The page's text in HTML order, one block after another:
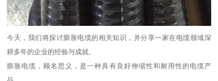
今天，我们将探讨膨胀电缆的相关知识，并分享一家在电缆领域深
耕多年的企业的经验与成就。
膨胀电缆，顾名思义，是一种具有良好伸缩性和耐用性的电缆产